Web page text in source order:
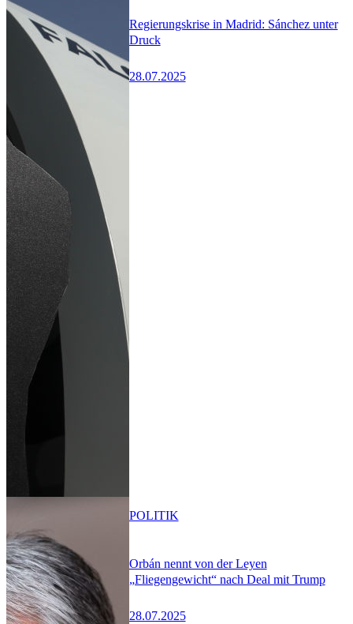
Regierungskrise in Madrid: Sánchez unter
Druck
28.07.2025
Orbán nennt von der Leyen
„Fliegengewicht“ nach Deal mit Trump
28.07.2025
POLITIK